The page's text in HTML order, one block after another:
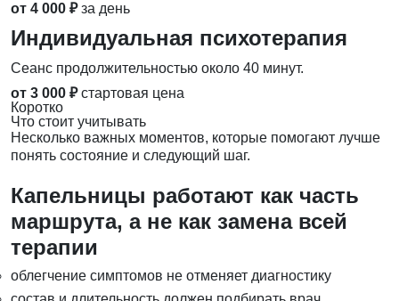
от 4 000 ₽ за день
Индивидуальная психотерапия
Сеанс продолжительностью около 40 минут.
от 3 000 ₽ стартовая цена
Коротко
Что стоит учитывать
Несколько важных моментов, которые помогают лучше
понять состояние и следующий шаг.
Капельницы работают как часть
маршрута, а не как замена всей
терапии
облегчение симптомов не отменяет диагностику